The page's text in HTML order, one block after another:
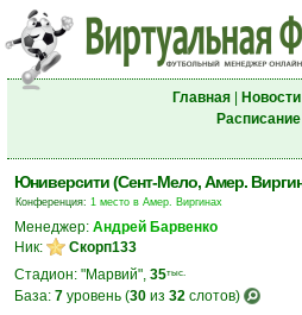
Главная| Новости|
Расписание|
Юниверсити (Сент-Мело, Амер.
Конференция: 1 место в Амер. Виргинах
Менеджер: Андрей Барвенко
Ник:
Скорп133
Стадион: "Марвий", 35тыс.
База: 7 уровень (30 из 32 слотов)